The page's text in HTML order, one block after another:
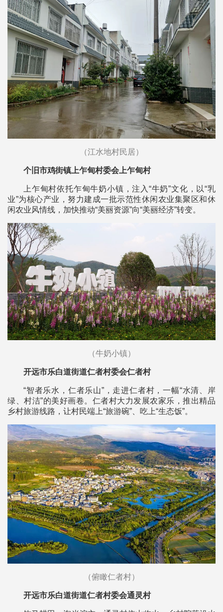
（江水地村民居）
个旧市鸡街镇上乍甸村委会上乍甸村
上乍甸村依托乍甸牛奶小镇，注入“牛奶”文化，以“乳
业”为核心产业，努力建成一批示范性休闲农业集聚区和休
闲农业风情线，加快推动“美丽资源”向“美丽经济”转变。
（牛奶小镇）
开远市乐白道街道仁者村委会仁者村
“智者乐水，仁者乐山”，走进仁者村，一幅“水清、岸
绿、村洁”的美好画卷。仁者村大力发展农家乐，推出精品
乡村旅游线路，让村民端上“旅游碗”、吃上“生态饭”。
（俯瞰仁者村）
开远市乐白道街道仁者村委会通灵村